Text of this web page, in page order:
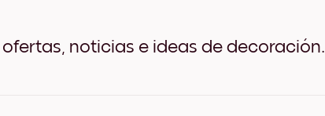
noticias e ideas de decoración.